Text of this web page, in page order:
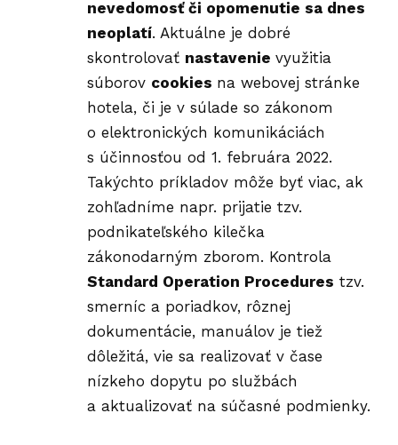
nevedomosť či opomenutie sa dnes
neoplatí. Aktuálne je dobré
skontrolovať nastavenie využitia
súborov cookies na webovej stránke
hotela, či je v súlade so zákonom
o elektronických komunikáciách
s účinnosťou od 1. februára 2022.
Takýchto príkladov môže byť viac, ak
zohľadníme napr. prijatie tzv.
podnikateľského kilečka
zákonodarným zborom. Kontrola
Standard Operation Procedures tzv.
smerníc a poriadkov, rôznej
dokumentácie, manuálov je tiež
dôležitá, vie sa realizovať v čase
nízkeho dopytu po službách
a aktualizovať na súčasné podmienky.